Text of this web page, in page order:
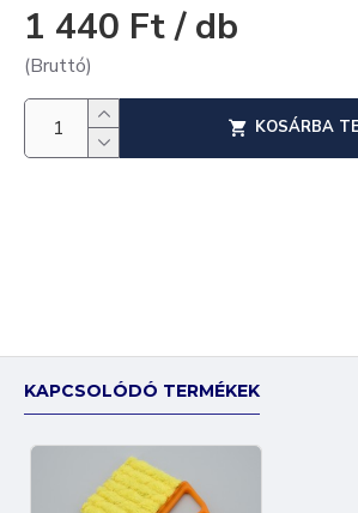
1 440 Ft / db
(Bruttó)
KOSÁRBA
KAPCSOLÓDÓ TERMÉKEK